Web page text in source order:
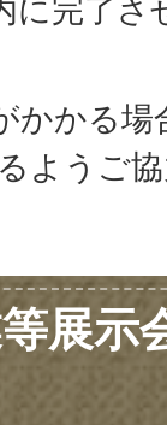
に完了
かかる
ようご
展示